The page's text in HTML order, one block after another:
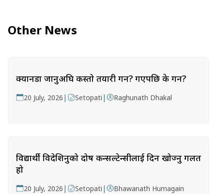
Other News
क्यानडा जानुअघि कस्तो तयारी गर्ने? गएपछि के गर्ने?
20 July, 2026 | Setopati | Raghunath Dhakal
विद्यार्थी विदेशिनुको दोष कन्सल्टेन्सीलाई दिन खोज्नु गलत
हो
20 July, 2026 | Setopati | Bhawanath Humagain